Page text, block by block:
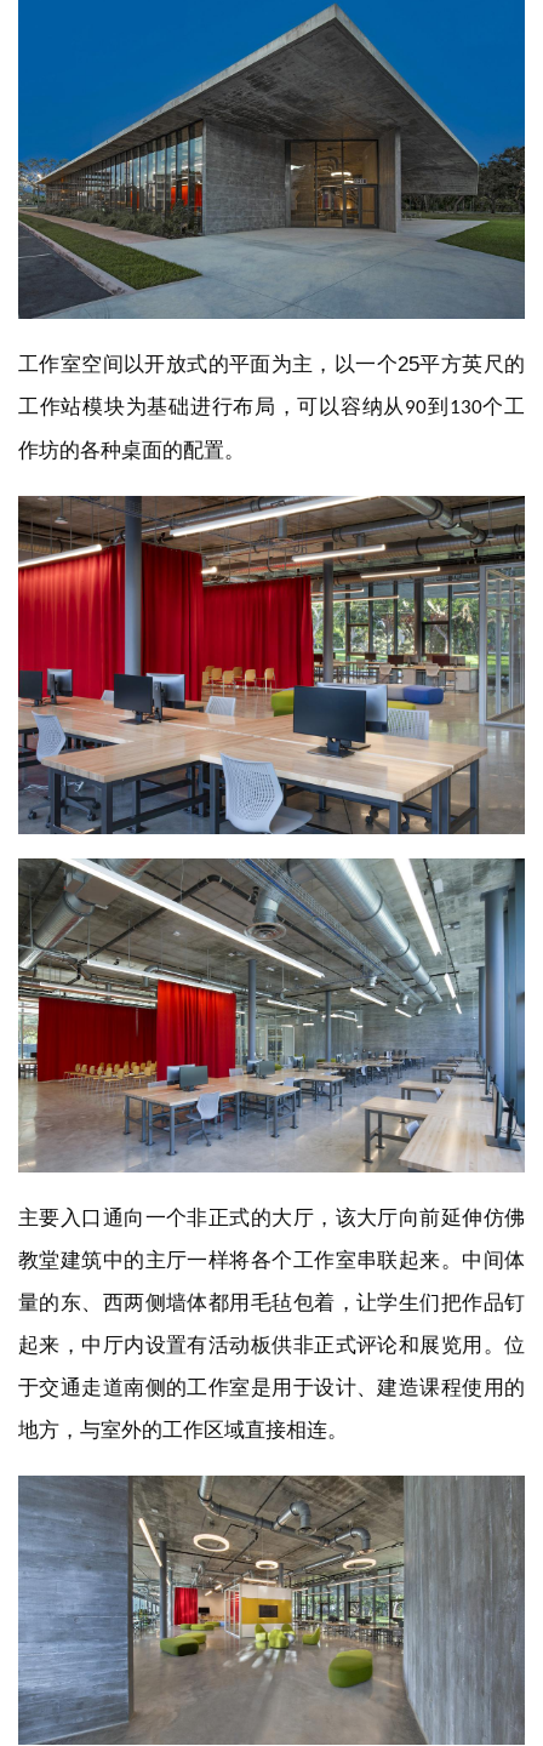
工作室空间以开放式的平面为主，以一个25平方英尺的
工作站模块为基础进行布局，可以容纳从90到 130个工
作坊的各种桌面的配置。
主要入口通向一个非正式的大厅，该大厅向前延伸仿佛
教堂建筑中的主厅一样将各个工作室串联起来。中间体
量的东、西两侧墙体都用毛毡包着，让学生们把作品钉
起来，中厅内设置有活动板供非正式评论和展览用。 位
于交通走道南侧的工作室是用于设计、建造课程使用的
地方，与室外的工作区域直接相连。